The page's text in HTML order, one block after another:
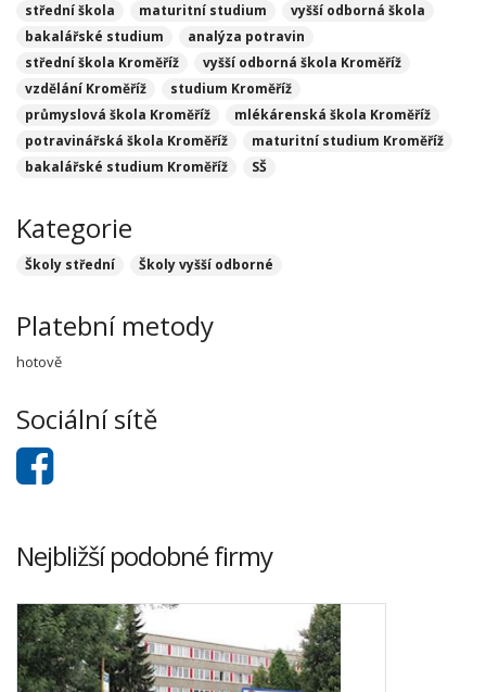
střední škola maturitní studium
vyšší odborná škola
bakalářské studium
analýza potravin
střední škola Kroměříž
vyšší odborná škola Kroměříž
vzdělání Kroměříž
studium Kroměříž
průmyslová škola Kroměříž
mlékárenská škola Kroměříž
potravinářská škola Kroměříž
maturitní studium Kroměříž
bakalářské studium Kroměříž
SŠ
Kategorie
Školy střední Školy vyšší odborné
Platební metody
hotově
Sociální sítě
Nejbližší podobné firmy